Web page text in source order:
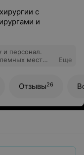
с
и
и персонал.
мест
Все
Врач
всегда
помогают.
Еще
Отзывы26